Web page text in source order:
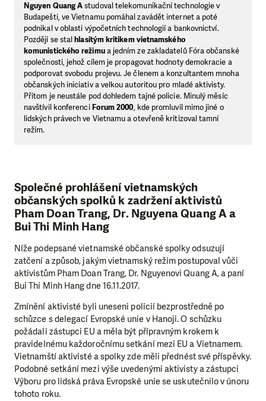
Nguyen Quang Astudoval telekomunikační technologie v
Budapešti, ve Vietnamu pomáhal zavádět internet a poté
podnikal v oblasti výpočetních technologií a bankovnictví.
Později se stalhlasitým kritikem vietnamského
komunistického režimua jedním ze zakladatelů Fóra občanské
společnosti, jehož cílem je propagovat hodnoty demokracie a
podporovat svobodu projevu. Je členem a konzultantem mnoha
občanských iniciativ a velkou autoritou pro mladé aktivisty.
Přitom je neustále pod dohledem tajné policie. Minulý měsíc
navštívil konferenci Forum 2000, kde promluvil mimo jiné o
lidských právech ve Vietnamu a otevřeně kritizoval tamní
režim.
Společné prohlášení vietnamských
občanských spolků k zadržení aktivistů
Pham Doan Trang, Dr. Nguyena Quang A a
Bui Thi Minh Hang
Níže podepsané vietnamské občanské spolky odsuzují
zatčení a způsob, jakým vietnamský režim postupoval vůči
aktivistům Pham Doan Trang, Dr. Nguyenovi Quang A, a paní
Bui Thi Minh Hang dne 16.11.2017.
Zmínění aktivisté byli uneseni policií bezprostředně po
schůzce s delegací Evropské unie v Hanoji. O schůzku
požádali zástupci EU a měla být přípravným krokem k
pravidelnému každoročnímu setkání mezi EU a Vietnamem.
Vietnamští aktivisté a spolky zde měli přednést své příspěvky.
Podobné setkání mezi výše uvedenými aktivisty a zástupci
Výboru pro lidská práva Evropské unie se uskutečnilo v únoru
tohoto roku.